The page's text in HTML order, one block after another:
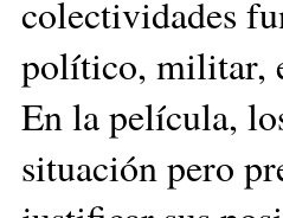
colectividades
político, militar,
En la película,
situación pero